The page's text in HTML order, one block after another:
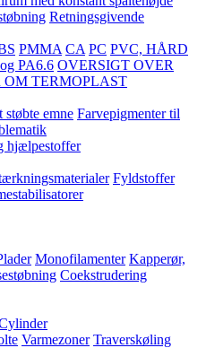
Retningsgivende
PMMA CA PC PVC, HÅRD
PA6.6 OVERSIGT OVER
OM TERMOPLAST
støbte emne Farvepigmenter til
hjælpestoffer
Fyldstoffer
Monofilamenter Kapperør,
Coekstrudering
Varmezoner Traverskøling